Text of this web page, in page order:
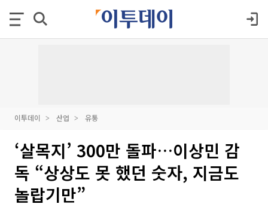
이투데이 산업 유통
‘살목지’ 300만 돌파…이상민 감
독 “상상도 못 했던 숫자, 지금도
놀랍기만”